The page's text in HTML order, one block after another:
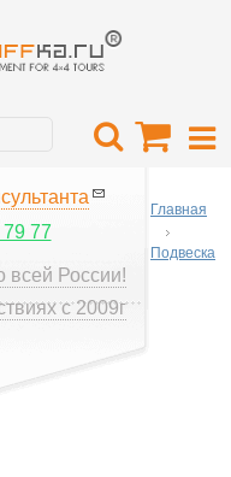
77
всей России!
с 2009г
Главная
Подвеска